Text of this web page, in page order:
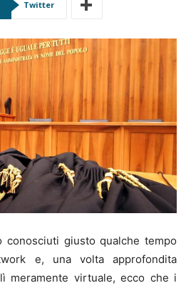
Twitter
conosciuti giusto qualche tempo
e, una volta approfondita
meramente virtuale, ecco che i